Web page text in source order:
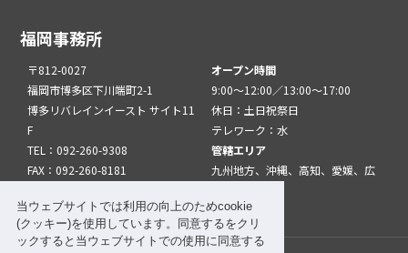
当ウェブサイトでは利用の向上のためcookie
(クッキー)を使用しています。同意するをクリ
ックすると当ウェブサイトでの使用に同意する
福岡事務所
〒812-0027
福岡市博多区下川端町2-1
博多リバレインイースト サイト11
F
TEL：092-260-9308
FAX：092-260-8181
オープン時間
9:00～12:00／13:00～17:00
休日：土日祝祭日
テレワーク：水
管轄エリア
九州地方、沖縄、高知、愛媛、広